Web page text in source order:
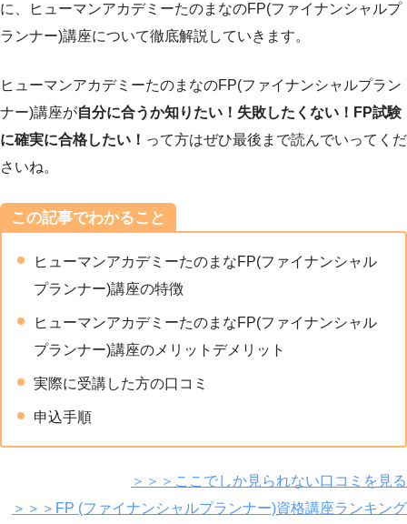
に、ヒューマンアカデミーたのまなのFP(ファイナンシャルプ
ランナー)講座について徹底解説していきます。
ヒューマンアカデミーたのまなのFP(ファイナンシャルプラン
ナー)講座が自分に合うか知りたい！失敗したくない！FP試験
に確実に合格したい！ って方はぜひ最後まで読んでいってくだ
さいね。
この記事でわかること
ヒューマンアカデミーたのまなFP(ファイナンシャル
プランナー)講座の特徴
ヒューマンアカデミーたのまなFP(ファイナンシャル
プランナー)講座のメリットデメリット
実際に受講した方の口コミ
申込手順
＞＞＞ここでしか見られない口コミを見る
＞＞＞FP (ファイナンシャルプランナー)資格講座ランキング